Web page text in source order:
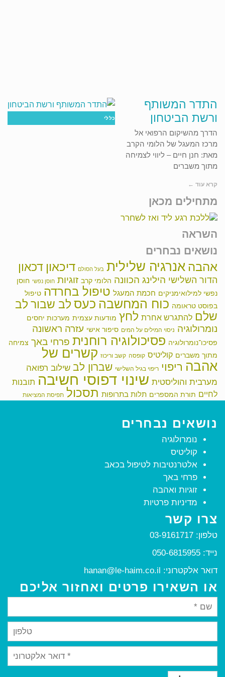
כללי
התדר המשותף
ורשת הביטחון
הדרך מהשיקום הרפואי אל
מרכז המעגל של הלומי הקרב
מאת: חנן חיים – ליווי לצמיחה
מתוך משברים
קרא עוד ←
מתחילים מכאן
השראה
נושאים נבחרים
אהבה אנרגיה שלילית בעל הסולם דיכאון דכאון
הדור השלישי הילינג הכוונה הלומי קרב זוגיות חוסן נפשי חוסן
נפשי למילואימניקים חכמת המעגל טיפול בחרדה טיפול
בפוסט טראומה כוח המחשבה כעס לב שבור לב
שלם להתגרש אחרת לחץ מודעות עצמית מערכות יחסים
נומרולוגיה ניסוי המילים על המים סיפור אישי עזרה ראשונה
פסיכו־נומרולוגיה פסיכולוגיה רוחנית פרחי באך צמיחה
מתוך משברים קוליטיס קופסה קשב וריכוז קשרים של
אהבה ריפוי ריפוי בגיל השלישי שברון לב שילוב רפואה
מערבית והוליסטית שינוי דפוסי חשיבה תובנות
לחיים תורת המספרים תלות בתרופות תסכול תפיסת המציאות
נושאים נבחרים
נומרולוגיה
קוליטיס
אלטרנטיבות לטיפול בכאב
פרחי באך
זוגיות ואהבה
מדיניות פרטיות
צרו קשר
טלפון: 03-9161717
נייד: 050-6815955
דואר אלקטרוני: hanan@le-haim.co.il
או השאירו פרטים ואחזור אליכם